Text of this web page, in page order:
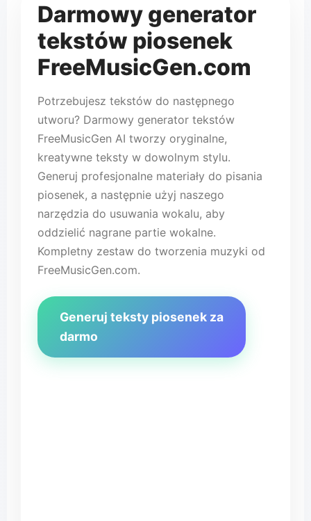
Darmowy generator
tekstów piosenek
FreeMusicGen.com
Potrzebujesz tekstów do następnego
utworu? Darmowy generator tekstów
FreeMusicGen AI tworzy oryginalne,
kreatywne teksty w dowolnym stylu.
Generuj profesjonalne materiały do pisania
piosenek, a następnie użyj naszego
narzędzia do usuwania wokalu, aby
oddzielić nagrane partie wokalne.
Kompletny zestaw do tworzenia muzyki od
FreeMusicGen.com.
Generuj teksty piosenek za
darmo